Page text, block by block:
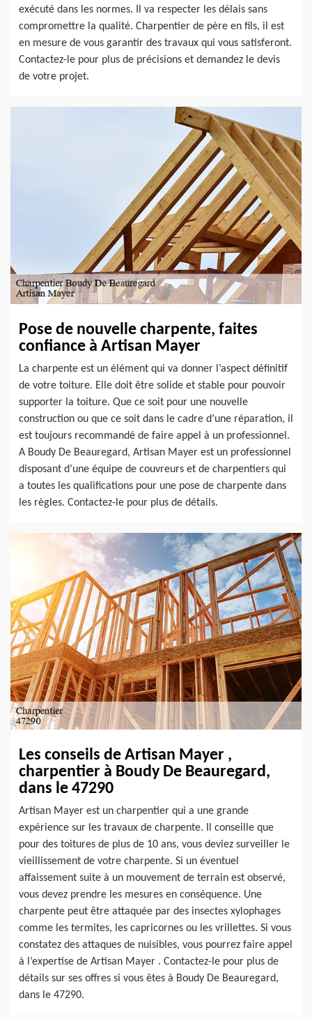
exécuté dans les normes. Il va respecter les délais sans
compromettre la qualité. Charpentier de père en fils, il est
en mesure de vous garantir des travaux qui vous satisferont.
Contactez-le pour plus de précisions et demandez le devis
de votre projet.
Pose de nouvelle charpente, faites
confiance à Artisan Mayer
La charpente est un élément qui va donner l’aspect définitif
de votre toiture. Elle doit être solide et stable pour pouvoir
supporter la toiture. Que ce soit pour une nouvelle
construction ou que ce soit dans le cadre d’une réparation, il
est toujours recommandé de faire appel à un professionnel.
A Boudy De Beauregard, Artisan Mayer est un professionnel
disposant d’une équipe de couvreurs et de charpentiers qui
a toutes les qualifications pour une pose de charpente dans
les règles. Contactez-le pour plus de détails.
Les conseils de Artisan Mayer ,
charpentier à Boudy De Beauregard,
dans le 47290
Artisan Mayer est un charpentier qui a une grande
expérience sur les travaux de charpente. Il conseille que
pour des toitures de plus de 10 ans, vous deviez surveiller le
vieillissement de votre charpente. Si un éventuel
affaissement suite à un mouvement de terrain est observé,
vous devez prendre les mesures en conséquence. Une
charpente peut être attaquée par des insectes xylophages
comme les termites, les capricornes ou les vrillettes. Si vous
constatez des attaques de nuisibles, vous pourrez faire appel
à l’expertise de Artisan Mayer . Contactez-le pour plus de
détails sur ses offres si vous êtes à Boudy De Beauregard,
dans le 47290.